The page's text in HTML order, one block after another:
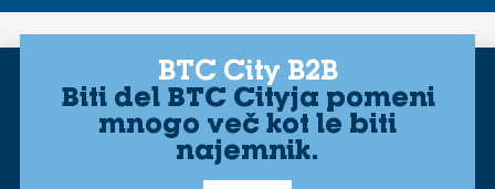
BTC City B2B
Biti del BTC Cityja pomeni
mnogo več kot le biti
najemnik.